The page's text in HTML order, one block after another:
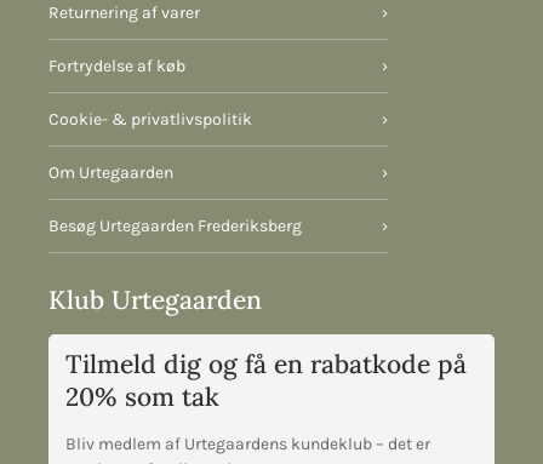
Returnering af varer ›
Fortrydelse af køb ›
Cookie- & privatlivspolitik ›
Om Urtegaarden ›
Besøg Urtegaarden Frederiksberg ›
Klub Urtegaarden
Tilmeld dig og få en rabatkode på
20% som tak
Bliv medlem af Urtegaardens kundeklub – det er